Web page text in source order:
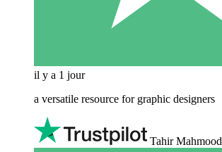
il y a 1 jour
a versatile resource for graphic designers
Tahir Mahmood